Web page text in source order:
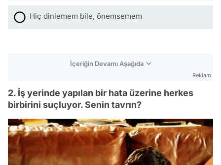
Hiç dinlemem bile, önemsemem
İçeriğin Devamı Aşağıda
Reklam
2. İş yerinde yapılan bir hata üzerine herkes
birbirini suçluyor. Senin tavrın?